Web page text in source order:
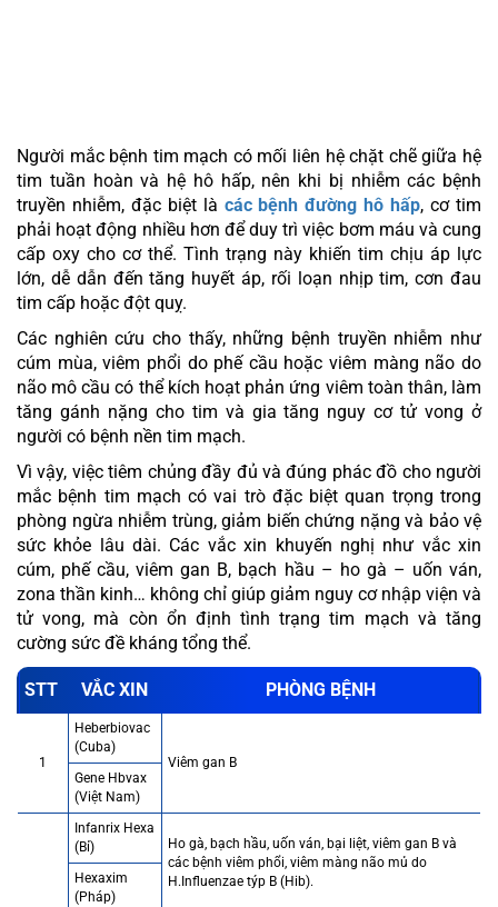
Người mắc bệnh tim mạch có mối liên hệ chặt chẽ giữa hệ
tim tuần hoàn và hệ hô hấp, nên khi bị nhiễm các bệnh
truyền nhiễm, đặc biệt là các bệnh đường hô hấp, cơ tim
phải hoạt động nhiều hơn để duy trì việc bơm máu và cung
cấp oxy cho cơ thể. Tình trạng này khiến tim chịu áp lực
lớn, dễ dẫn đến tăng huyết áp, rối loạn nhịp tim, cơn đau
tim cấp hoặc đột quỵ.
Các nghiên cứu cho thấy, những bệnh truyền nhiễm như
cúm mùa, viêm phổi do phế cầu hoặc viêm màng não do
não mô cầu có thể kích hoạt phản ứng viêm toàn thân, làm
tăng gánh nặng cho tim và gia tăng nguy cơ tử vong ở
người có bệnh nền tim mạch.
Vì vậy, việc tiêm chủng đầy đủ và đúng phác đồ cho người
mắc bệnh tim mạch có vai trò đặc biệt quan trọng trong
phòng ngừa nhiễm trùng, giảm biến chứng nặng và bảo vệ
sức khỏe lâu dài. Các vắc xin khuyến nghị như vắc xin
cúm, phế cầu, viêm gan B, bạch hầu – ho gà – uốn ván,
zona thần kinh… không chỉ giúp giảm nguy cơ nhập viện và
tử vong, mà còn ổn định tình trạng tim mạch và tăng
cường sức đề kháng tổng thể.
STT VẮC XIN PHÒNG BỆNH
1
Heberbiovac
(Cuba)
Viêm gan B
Gene Hbvax
(Việt Nam)
Infanrix Hexa
(Bỉ)
Ho gà, bạch hầu, uốn ván, bại liệt, viêm gan B và
các bệnh viêm phổi, viêm màng não mủ do
H.Influenzae týp B (Hib).
Hexaxim
(Pháp)